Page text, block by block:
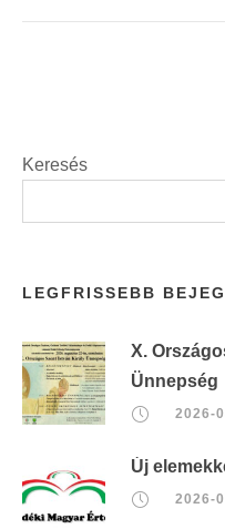
Keresés
LEGFRISSEBB
X.
Ünnepség
2026-
Új
2026-